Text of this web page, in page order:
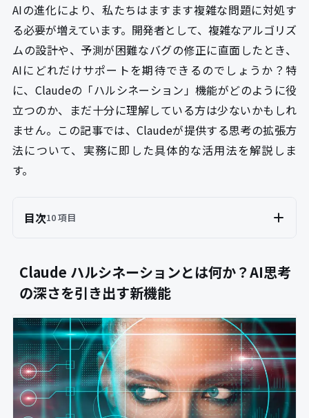
AIの進化により、私たちはますます複雑な問題に対処す
る必要が増えています。開発者として、複雑なアルゴリズ
ムの設計や、予測が困難なバグの修正に直面したとき、
AIにどれだけサポートを期待できるのでしょうか？特
に、Claudeの「ハルシネーション」機能がどのように役
立つのか、まだ十分に理解している方は少ないかもしれ
ません。この記事では、Claudeが提供する思考の拡張方
法について、実務に即した具体的な活用法を解説しま
す。
目次10 項目
Claude ハルシネーションとは何か？AI思考
の深さを引き出す新機能